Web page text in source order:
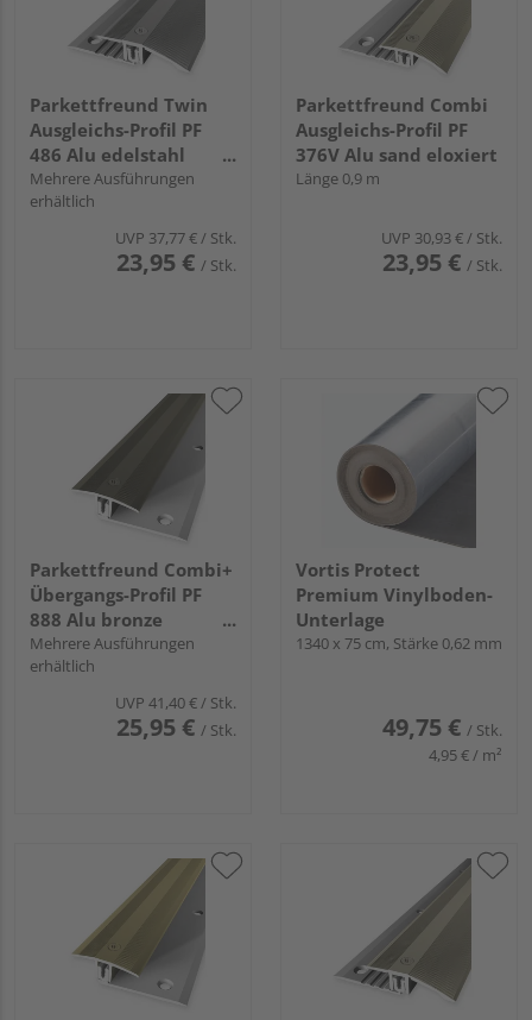
Parkettfreund Twin
Ausgleichs-Profil PF
486 Alu edelstahl
eloxiert
Mehrere Ausführungen
erhältlich
UVP 37,77 € / Stk.
23,95 € / Stk.
Parkettfreund Combi
Ausgleichs-Profil PF
376V Alu sand eloxiert
Länge 0,9 m
UVP 30,93 € / Stk.
23,95 € / Stk.
Parkettfreund Combi+
Übergangs-Profil PF
888 Alu bronze
eloxiert
Mehrere Ausführungen
erhältlich
UVP 41,40 €/ Stk.
25,95 € / Stk.
Vortis Protect
Premium Vinylboden-
Unterlage
1340 x 75 cm, Stärke 0,62 mm
49,75 € / Stk.
4,95 € / m²